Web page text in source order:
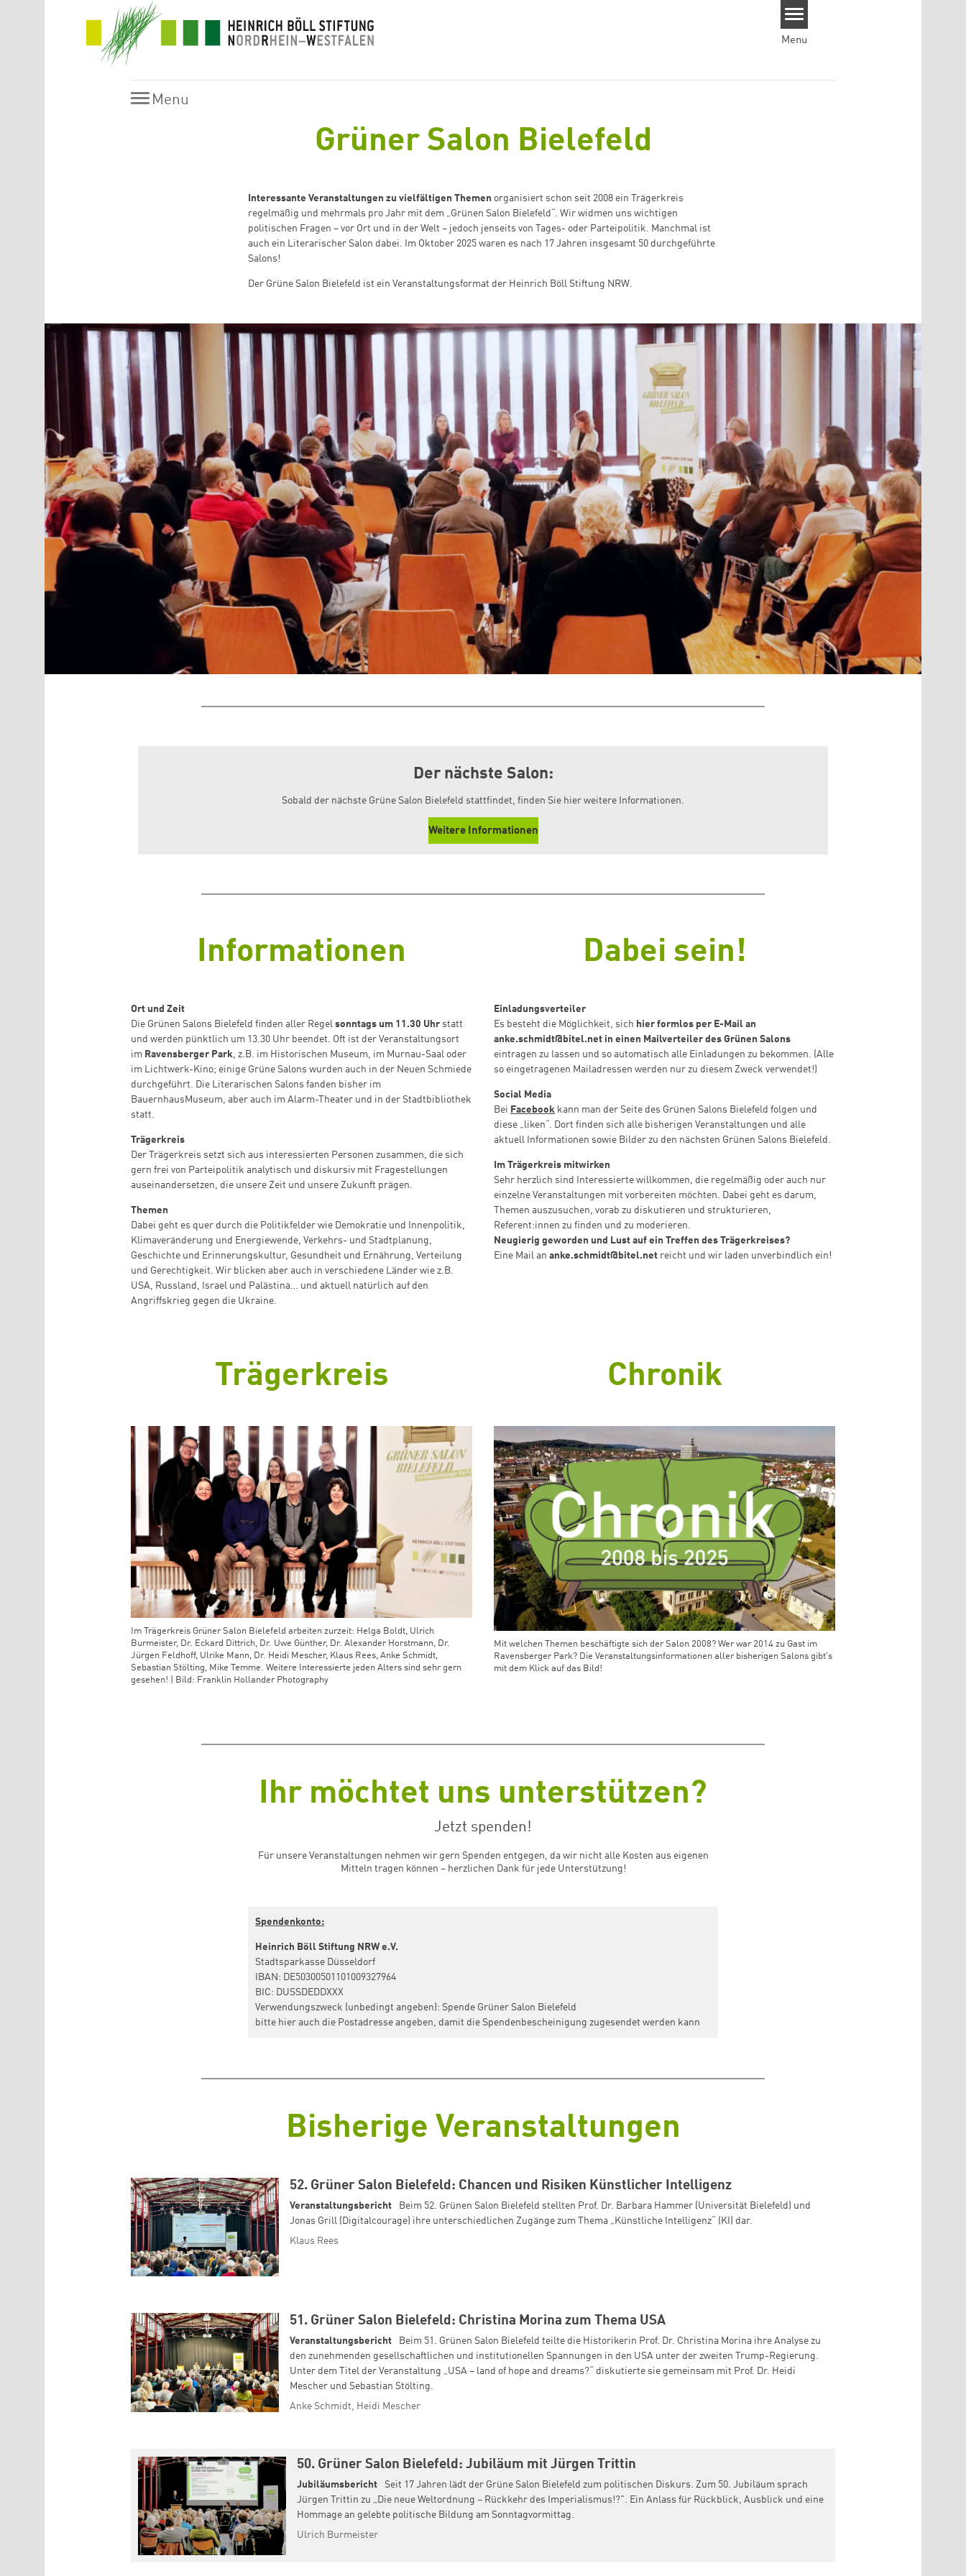
Skip to main content
Menu
MenuMenu
Grüner Salon Bielefeld
Interessante Veranstaltungen zu vielfältigen Themen organisiert schon seit 2008 ein Trägerkreis
regelmäßig und mehrmals pro Jahr mit dem „Grünen Salon Bielefeld“. Wir widmen uns wichtigen
politischen Fragen – vor Ort und in der Welt – jedoch jenseits von Tages- oder Parteipolitik. Manchmal ist
auch ein Literarischer Salon dabei. Im Oktober 2025 waren es nach 17 Jahren insgesamt 50 durchgeführte
Salons!
Der Grüne Salon Bielefeld ist ein Veranstaltungsformat der Heinrich Böll Stiftung NRW.
Der nächste Salon:
Sobald der nächste Grüne Salon Bielefeld stattfindet, finden Sie hier weitere Informationen.
Weitere Informationen
Informationen
Ort und Zeit
Die Grünen Salons Bielefeld finden aller Regel sonntags um 11.30 Uhr statt
und werden pünktlich um 13.30 Uhr beendet. Oft ist der Veranstaltungsort
im Ravensberger Park, z.B. im Historischen Museum, im Murnau-Saal oder
im Lichtwerk-Kino; einige Grüne Salons wurden auch in der Neuen Schmiede
durchgeführt. Die Literarischen Salons fanden bisher im
BauernhausMuseum, aber auch im Alarm-Theater und in der Stadtbibliothek
statt.
Trägerkreis
Der Trägerkreis setzt sich aus interessierten Personen zusammen, die sich
gern frei von Parteipolitik analytisch und diskursiv mit Fragestellungen
auseinandersetzen, die unsere Zeit und unsere Zukunft prägen.
Themen
Dabei geht es quer durch die Politikfelder wie Demokratie und Innenpolitik,
Klimaveränderung und Energiewende, Verkehrs- und Stadtplanung,
Geschichte und Erinnerungskultur, Gesundheit und Ernährung, Verteilung
und Gerechtigkeit. Wir blicken aber auch in verschiedene Länder wie z.B.
USA, Russland, Israel und Palästina… und aktuell natürlich auf den
Angriffskrieg gegen die Ukraine.
Dabei sein!
Einladungsverteiler
Es besteht die Möglichkeit, sich hier formlos per E-Mail an
anke.schmidt@bitel.net in einen Mailverteiler des Grünen Salons
eintragen zu lassen und so automatisch alle Einladungen zu bekommen. (Alle
so eingetragenen Mailadressen werden nur zu diesem Zweck verwendet!)
Social Media
Bei Facebook kann man der Seite des Grünen Salons Bielefeld folgen und
diese „liken“. Dort finden sich alle bisherigen Veranstaltungen und alle
aktuell Informationen sowie Bilder zu den nächsten Grünen Salons Bielefeld.
Im Trägerkreis mitwirken
Sehr herzlich sind Interessierte willkommen, die regelmäßig oder auch nur
einzelne Veranstaltungen mit vorbereiten möchten. Dabei geht es darum,
Themen auszusuchen, vorab zu diskutieren und strukturieren,
Referent:innen zu finden und zu moderieren.
Neugierig geworden und Lust auf ein Treffen des Trägerkreises?
Eine Mail an anke.schmidt@bitel.net reicht und wir laden unverbindlich ein!
Trägerkreis
Im Trägerkreis Grüner Salon Bielefeld arbeiten zurzeit: Helga Boldt, Ulrich
Burmeister, Dr. Eckard Dittrich, Dr. Uwe Günther, Dr. Alexander Horstmann, Dr.
Jürgen Feldhoff, Ulrike Mann, Dr. Heidi Mescher, Klaus Rees, Anke Schmidt,
Sebastian Stölting, Mike Temme. Weitere Interessierte jeden Alters sind sehr gern
gesehen! | Bild: Franklin Hollander Photography
Chronik
Mit welchen Themen beschäftigte sich der Salon 2008? Wer war 2014 zu Gast im
Ravensberger Park? Die Veranstaltungsinformationen aller bisherigen Salons gibt's
mit dem Klick auf das Bild!
Ihr möchtet uns unterstützen?
Jetzt spenden!
Für unsere Veranstaltungen nehmen wir gern Spenden entgegen, da wir nicht alle Kosten aus eigenen
Mitteln tragen können – herzlichen Dank für jede Unterstützung!
Spendenkonto:
Heinrich Böll Stiftung NRW e.V.
Stadtsparkasse Düsseldorf
IBAN: DE50300501101009327964
BIC: DUSSDEDDXXX
Verwendungszweck (unbedingt angeben): Spende Grüner Salon Bielefeld
bitte hier auch die Postadresse angeben, damit die Spendenbescheinigung zugesendet werden kann
Bisherige Veranstaltungen
52. Grüner Salon Bielefeld: Chancen und Risiken Künstlicher Intelligenz
Veranstaltungsbericht
Beim 52. Grünen Salon Bielefeld stellten Prof. Dr. Barbara Hammer (Universität Bielefeld) und
Jonas Grill (Digitalcourage) ihre unterschiedlichen Zugänge zum Thema „Künstliche Intelligenz“ (KI) dar.
Klaus Rees
51. Grüner Salon Bielefeld: Christina Morina zum Thema USA
Veranstaltungsbericht
Beim 51. Grünen Salon Bielefeld teilte die Historikerin Prof. Dr. Christina Morina ihre Analyse zu
den zunehmenden gesellschaftlichen und institutionellen Spannungen in den USA unter der zweiten Trump-Regierung.
Unter dem Titel der Veranstaltung „USA – land of hope and dreams?“ diskutierte sie gemeinsam mit Prof. Dr. Heidi
Mescher und Sebastian Stölting.
Anke Schmidt, Heidi Mescher
50. Grüner Salon Bielefeld: Jubiläum mit Jürgen Trittin
Jubiläumsbericht
Seit 17 Jahren lädt der Grüne Salon Bielefeld zum politischen Diskurs. Zum 50. Jubiläum sprach
Jürgen Trittin zu „Die neue Weltordnung – Rückkehr des Imperialismus!?". Ein Anlass für Rückblick, Ausblick und eine
Hommage an gelebte politische Bildung am Sonntagvormittag.
Ulrich Burmeister